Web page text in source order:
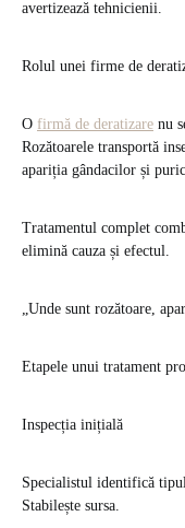
avertizează tehnicienii.
Rolul unei firme de
O firmă de deratizare nu
Rozătoarele transportă
apariția gândacilor și
Tratamentul complet
elimină cauza și efectul.
„Unde sunt rozătoare,
Etapele unui tratament
Inspecția inițială
Specialistul identifică
Stabilește sursa.